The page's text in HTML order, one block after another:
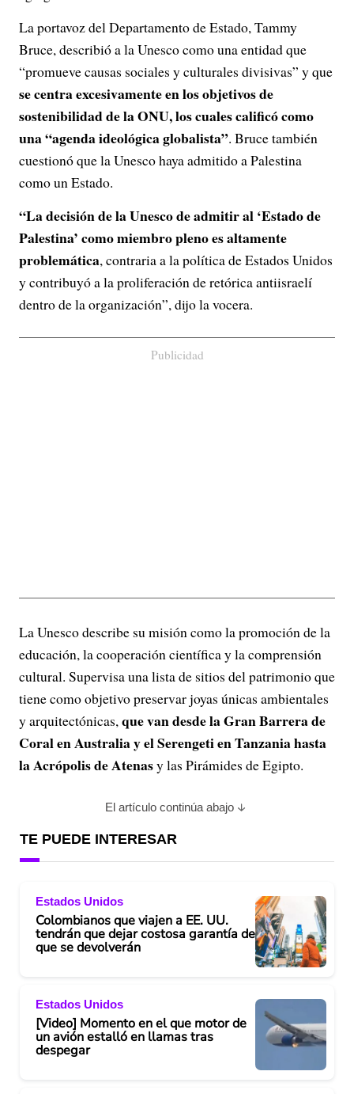
La portavoz del Departamento de Estado, Tammy
Bruce, describió a la Unesco como una entidad que
“promueve causas sociales y culturales divisivas” y que
se centra excesivamente en los objetivos de
sostenibilidad de la ONU, los cuales calificó como
una “agenda ideológica globalista”. Bruce también
cuestionó que la Unesco haya admitido a Palestina
como un Estado.
“La decisión de la Unesco de admitir al ‘Estado de
Palestina’ como miembro pleno es altamente
problemática, contraria a la política de Estados Unidos
y contribuyó a la proliferación de retórica antiisraelí
dentro de la organización”, dijo la vocera.
Publicidad
La Unesco describe su misión como la promoción de la
educación, la cooperación científica y la comprensión
cultural. Supervisa una lista de sitios del patrimonio que
tiene como objetivo preservar joyas únicas ambientales
y arquitectónicas,que van desde la Gran Barrera de
Coral en Australia y el Serengeti en Tanzania hasta
la Acrópolis de Atenasy las Pirámides de Egipto.
El artículo continúa abajo
TE PUEDE INTERESAR
Estados Unidos
Colombianos que viajen a EE. UU.
tendrán que dejar costosa garantía de
que se devolverán
Estados Unidos
[Video] Momento en el que motor de
un avión estalló en llamas tras
despegar